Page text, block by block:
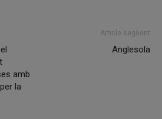
amb
la
Article següent
Anglesola